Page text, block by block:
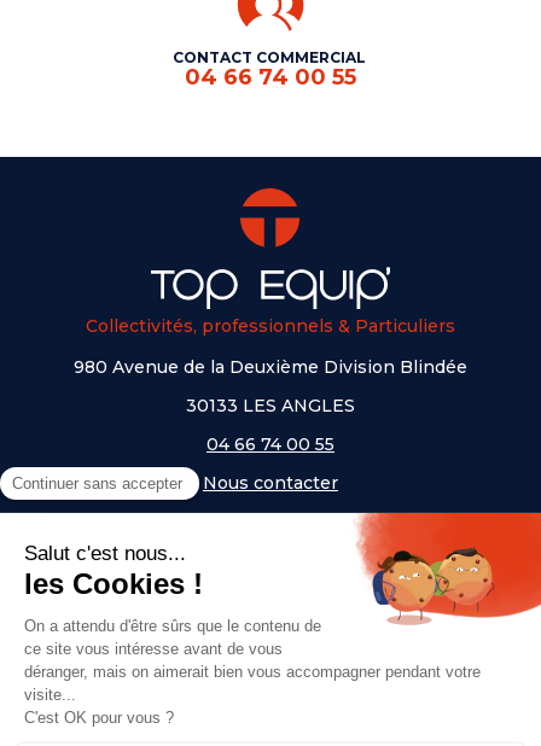
CONTACT COMMERCIAL
04 66 74 00 55
Collectivités, professionnels & Particuliers
980 Avenue de la Deuxième Division Blindée
30133 LES ANGLES
04 66 74 00 55
Nous contacter
NOS UNIVERS